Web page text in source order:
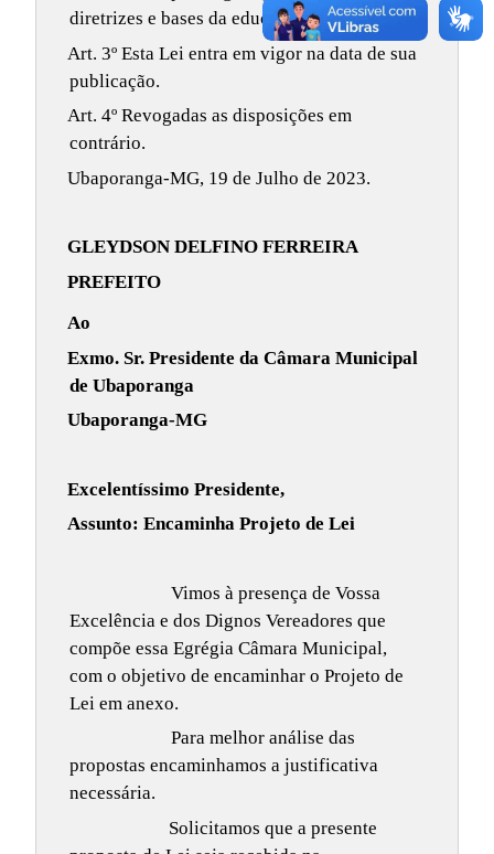
diretrizes e bases da educação nacional.
Art. 3º Esta Lei entra em vigor na data de sua
publicação.
Art. 4º Revogadas as disposições em
contrário.
Ubaporanga-MG, 19 de Julho de 2023.
GLEYDSON DELFINO FERREIRA
PREFEITO
Ao
Exmo. Sr. Presidente da Câmara Municipal
de Ubaporanga
Ubaporanga-MG
Excelentíssimo Presidente,
Assunto: Encaminha Projeto de Lei
Vimos à presença de Vossa
Excelência e dos Dignos Vereadores que
compõe essa Egrégia Câmara Municipal,
com o objetivo de encaminhar o Projeto de
Lei em anexo.
Para melhor análise das
propostas encaminhamos a justificativa
necessária.
Solicitamos que a presente